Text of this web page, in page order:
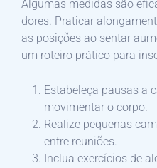
Algumas medidas são
dores. Praticar
as posições ao sentar
um roteiro prático para
Estabeleça pausas a
movimentar o corpo.
Realize pequenas
entre reuniões.
Inclua exercícios de